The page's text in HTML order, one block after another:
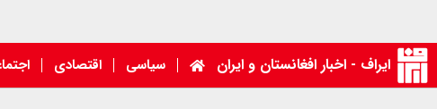
ایراف - اخبار افغانستان و ایران سیاسی اقتصادی